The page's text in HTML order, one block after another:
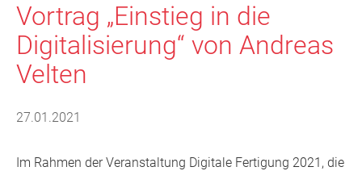
Vortrag „Einstieg in die
Digitalisierung“ von Andreas
Velten
27.01.2021
Im Rahmen der Veranstaltung Digitale Fertigung 2021, die